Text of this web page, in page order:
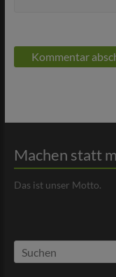
Machen statt
Das ist unser Motto.